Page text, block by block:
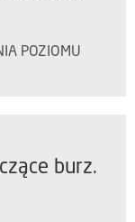
POZIOMU
burz.